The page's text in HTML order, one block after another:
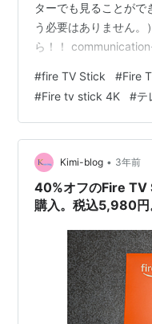
ターでも見ることが
う必要はありません。
ら！！
リビングが美術館のよ
応!! Fire TV Stickのス
ンツが勢ぞろいで60
Enhanced(エンハ…
#fire TV Stick #Fire
#Fire tv stick 4K #テ
Kimi-blog • 3年前
40%オフのFire TV
購入。税込5,980円